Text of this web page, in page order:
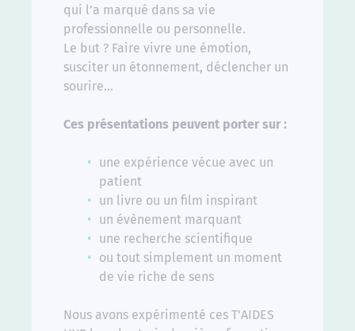
qui l’a marqué dans sa vie
professionnelle ou personnelle.
Le but ? Faire vivre une émotion,
susciter un étonnement, déclencher un
sourire…
Ces présentations peuvent porter sur :
une expérience vécue avec un
patient
un livre ou un film inspirant
un évènement marquant
une recherche scientifique
ou tout simplement un moment
de vie riche de sens
Nous avons expérimenté ces T'AIDES